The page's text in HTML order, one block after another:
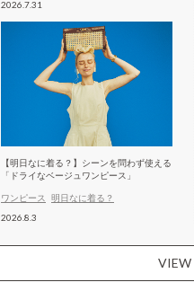
2026.7.31
【明日なに着る？】シーンを問わず使える
「ドライなベージュワンピース」
ワンピース 明日なに着る？
2026.8.3
VIEW